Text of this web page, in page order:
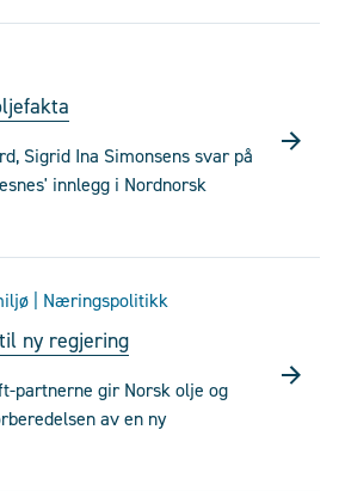
Sigrid Ina Simonsens svar på
innlegg i Nordnorsk
| Næringspolitikk
ny regjering
partnerne gir Norsk olje og
av en ny